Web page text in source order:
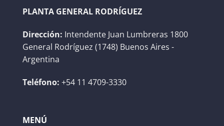
PLANTA GENERAL RODRÍGUEZ
Dirección: Intendente Juan Lumbreras 1800
General Rodríguez (1748) Buenos Aires -
Argentina
Teléfono: +54 11 4709-3330
MENÚ